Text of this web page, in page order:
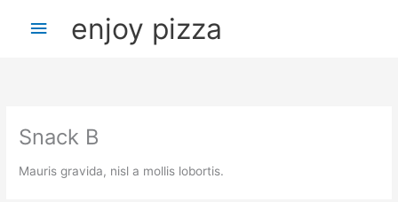
enjoy pizza
Menu
Snack B
Mauris gravida, nisl a mollis lobortis.